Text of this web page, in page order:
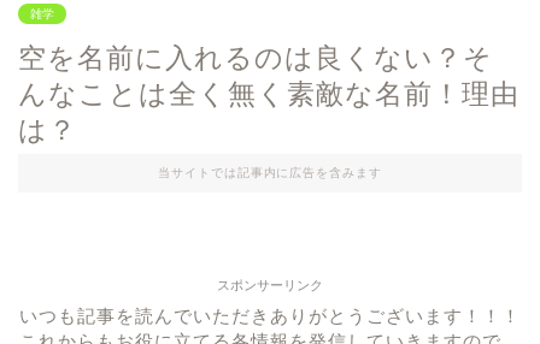
雑学
空を名前に入れるのは良くない？そ
んなことは全く無く素敵な名前！理由
は？
当サイトでは記事内に広告を含みます
スポンサーリンク
いつも記事を読んでいただきありがとうございます！！！